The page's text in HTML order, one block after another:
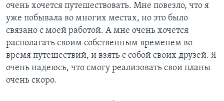
очень хочется путешествовать. Мне повезло, что я
уже побывала во многих местах, но это было
связано с моей работой. А мне очень хочется
располагать своим собственным временем во
время путешествий, и взять с собой своих друзей. Я
очень надеюсь, что смогу реализовать свои планы
очень скоро.